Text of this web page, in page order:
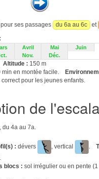
ses passages du 6a au 6c et
Avril Mai Juin
Nov. Déc.
Altitude : 150 m
min en montée facile.
pour les jeunes enfants.
de
du 4a au 7a.
: dévers , vertical .
blocs : sol irrégulier ou en pente